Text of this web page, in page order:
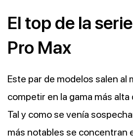
El top de la
Pro Max
Este par de modelos salen al
competir en la gama más
Tal y como se venía
más notables se concentran